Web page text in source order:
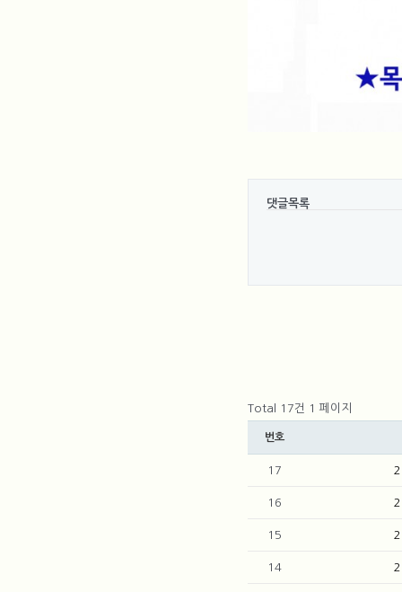
댓글목록
Total 17건 1 페이지
번호
17
16
15
14